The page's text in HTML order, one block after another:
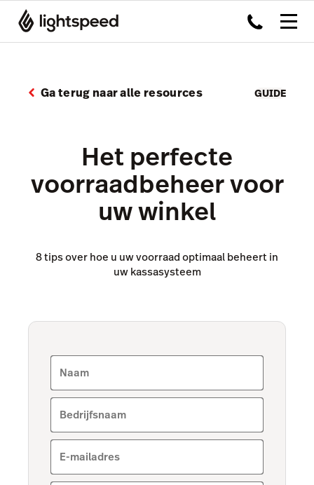
Ga terug naar alle resources GUIDE
Het perfecte
voorraadbeheer voor
uw winkel
8 tips over hoe u uw voorraad optimaal beheert in
uw kassasysteem
Naam
Bedrijfsnaam
E-mailadres